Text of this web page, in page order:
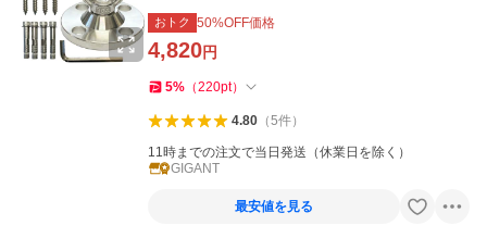
おトク 50%OFF価格
4,820円
5% （220pt）
4.80（5件）
11時までの注文で当日発送（休業日を除く）
GIGANT
最安値を見る